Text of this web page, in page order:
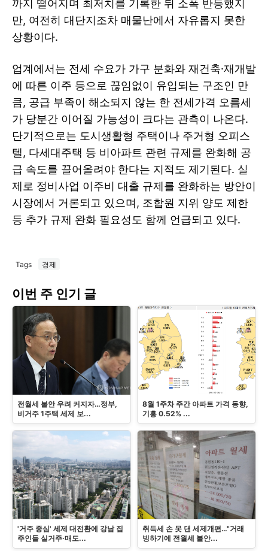
까지 떨어지며 최저치를 기록한 뒤 소폭 반등했지
만, 여전히 대단지조차 매물난에서 자유롭지 못한
상황이다.
업계에서는 전세 수요가 가구 분화와 재건축·재개발
에 따른 이주 등으로 끊임없이 유입되는 구조인 만
큼, 공급 부족이 해소되지 않는 한 전세가격 오름세
가 당분간 이어질 가능성이 크다는 관측이 나온다.
단기적으로는 도시생활형 주택이나 주거형 오피스
텔, 다세대주택 등 비아파트 관련 규제를 완화해 공
급 속도를 끌어올려야 한다는 지적도 제기된다. 실
제로 정비사업 이주비 대출 규제를 완화하는 방안이
시장에서 거론되고 있으며, 조합원 지위 양도 제한
등 추가 규제 완화 필요성도 함께 언급되고 있다.
Tags 경제
이번 주 인기 글
전월세 불안 우려 커지자…정부,
비거주 1주택 세제 보...
8월 1주차 주간 아파트 가격 동향,
기흥 0.52% ...
'거주 중심' 세제 대전환에 강남 집
주인들 실거주·매도...
취득세 손 못 댄 세제개편…"거래
빙하기에 전월세 불안...